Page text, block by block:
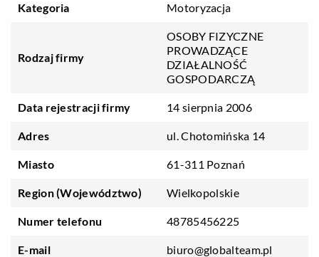
Kategoria Motoryzacja
Rodzaj firmy
OSOBY FIZYCZNE
PROWADZĄCE
DZIAŁALNOŚĆ
GOSPODARCZĄ
Data rejestracji firmy 14 sierpnia 2006
Adres ul. Chotomińska 14
Miasto 61-311 Poznań
Region (Województwo) Wielkopolskie
Numer telefonu 48785456225
E-mail biuro@globalteam.pl